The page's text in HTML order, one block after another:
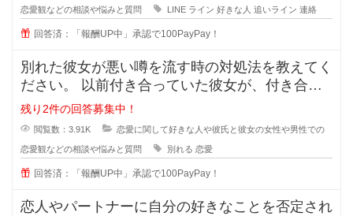
恋愛観などの相談や悩みと質問 LINE ライン 好きな人 追いライン 連絡
回答済：「報酬UP中」承認で100PayPay！
別れた彼女が悪い噂を流す時の対処法を教えてく
ださい。 以前付き合っていた彼女が、付き合っ
ている時のことを周囲に平気
残り2件の回答募集中！
閲覧数：3.91K 恋愛に関して好きな人や彼氏と彼女の女性や男性での
恋愛観などの相談や悩みと質問 別れる 恋愛
回答済：「報酬UP中」承認で100PayPay！
恋人やパートナーに自分の好きなことを否定され